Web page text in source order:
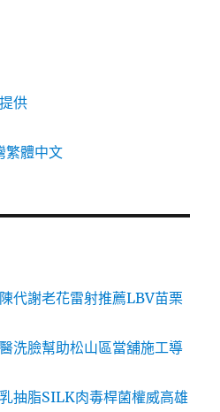
供
體中文
代謝老花雷射推薦LBV苗栗
洗臉幫助松山區當舖施工導
抽脂SILK肉毒桿菌權威高雄